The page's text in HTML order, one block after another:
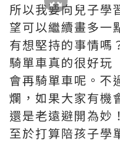
所以我要向兒子學
望可以繼續畫多一
有想堅持的事情嗎
騎單車真的很好玩
會再騎單車呢。不
爛，如果大家有機
還是老遠避開為妙！
至於打算陪孩子學